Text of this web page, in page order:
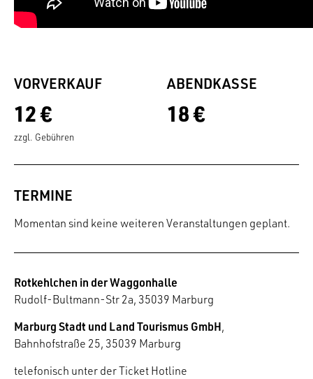
VORVERKAUF
12 €
zzgl. Gebühren
ABENDKASSE
18 €
TERMINE
Momentan sind keine weiteren Veranstaltungen geplant.
Rotkehlchen in der Waggonhalle
Rudolf-Bultmann-Str 2a, 35039 Marburg
Marburg Stadt und Land Tourismus GmbH,
Bahnhofstraße 25, 35039 Marburg
telefonisch unter der Ticket Hotline